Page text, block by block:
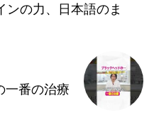
ンの力、日本語のま
一番の治療